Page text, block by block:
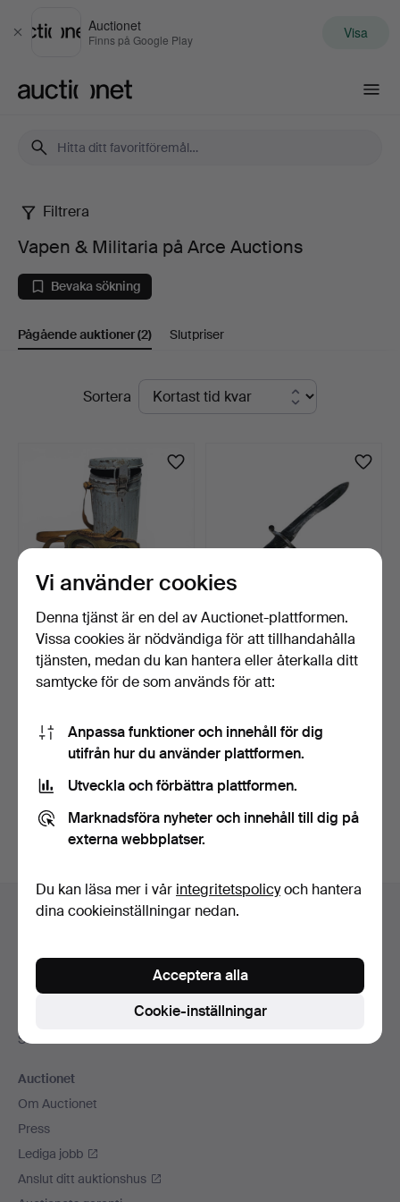
Stäng
Auctionet
Finns på Google Play Visa
Vapen
Militaria
på
Filtrera
Vapen & Militaria på Arce Auctions
Bevaka sökning
Pågående auktioner(2) Slutpriser
PågåendeSortera
Antik gasmask med
metallbehållare.
Artilleribajonett från Toledo i
stål.
5 dagar
Bevaka sökning
Du kan också söka i vårt arkiv med avslutade auktioner
Sidfotsnavigation
Hjälp och kontakt
Alla auktionshus
Betalningsalternativ
Sociala medier
Auctionet
Om Auctionet
Press
Lediga jobb
Anslut ditt auktionshus
Vi använder cookies
Denna tjänst är en del av Auctionet-plattformen.
Vissa cookies är nödvändiga för att tillhandahålla
tjänsten, medan du kan hantera eller återkalla ditt
samtycke för de som används för att:
Anpassa funktioner och innehåll för dig
utifrån hur du använder plattformen.
Utveckla och förbättra plattformen.
Marknadsföra nyheter och innehåll till dig på
externa webbplatser.
Du kan läsa mer i vår integritetspolicyoch hantera
dina cookieinställningar nedan.
Cookie-inställningar
Acceptera alla